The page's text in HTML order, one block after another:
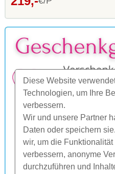
Diese Website
Technologien, um Ihre
verbessern.
Wir und unsere Partner
Daten oder speichern
wir, um die
verbessern, anonyme
durchzuführen und